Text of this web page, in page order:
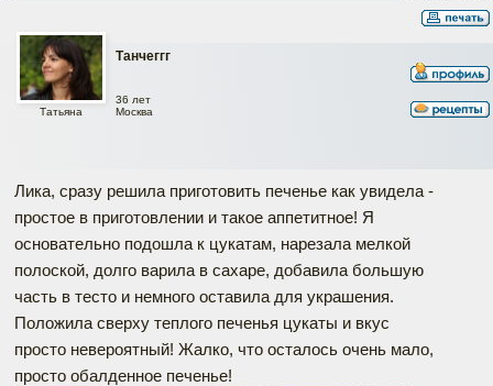
Танчеггг
Татьяна
36 лет
Москва
Лика, сразу решила приготовить печенье как увидела -
простое в приготовлении и такое аппетитное! Я
основательно подошла к цукатам, нарезала мелкой
полоской, долго варила в сахаре, добавила большую
часть в тесто и немного оставила для украшения.
Положила сверху теплого печенья цукаты и вкус
просто невероятный! Жалко, что осталось очень мало,
просто обалденное печенье!